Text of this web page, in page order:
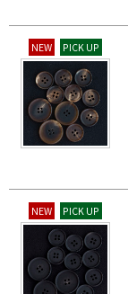
NEW PICK UP
NEW PICK UP